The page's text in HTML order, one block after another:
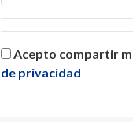
Acepto compartir
de privacidad